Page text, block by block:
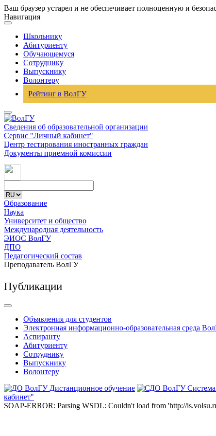
Ваш браузер устарел и не обеспечивает полноценную и
Навигация
Школьнику
Абитуриенту
Обучающемуся
Сотруднику
Выпускнику
Волонтеру
Рейтинг в ВолГУ
Сведения об образовательной организации
Сервис "Личный кабинет"
Центр тестирования иностранных граждан
Документы приемной комиссии
Образование
Наука
Университет и общество
Международная деятельность
ЭИОС ВолГУ
ДПО
Педагогический состав
Преподаватель ВолГУ
Публикации
Объявления для студентов
Электронная информационно-образовательная среда
Аспиранту
Абитуриенту
Сотруднику
Выпускнику
Волонтеру
Дистанционное обучение
кабинет"
SOAP-ERROR: Parsing WSDL: Couldn't load from 'http://